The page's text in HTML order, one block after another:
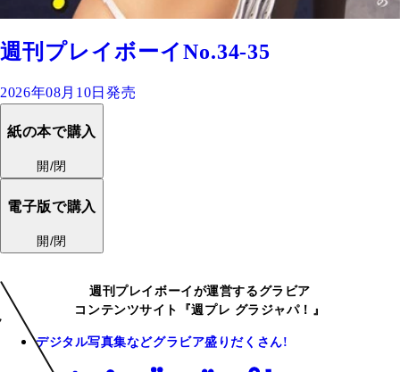
週刊プレイボーイNo.34-35
2026年08月10日発売
紙の本で購入
開/閉
電子版で購入
開/閉
週刊プレイボーイが運営するグラビア
コンテンツサイト『週プレ グラジャパ！』
デジタル写真集などグラビア盛りだくさん!